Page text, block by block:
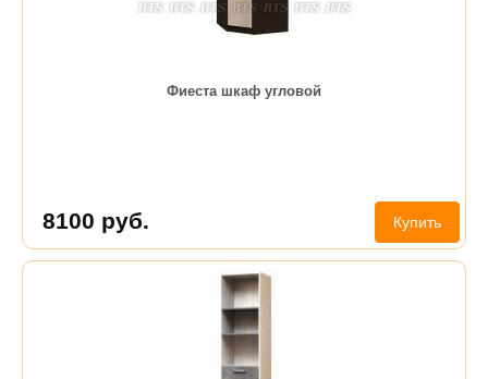
Фиеста шкаф угловой
8100 руб. Купить